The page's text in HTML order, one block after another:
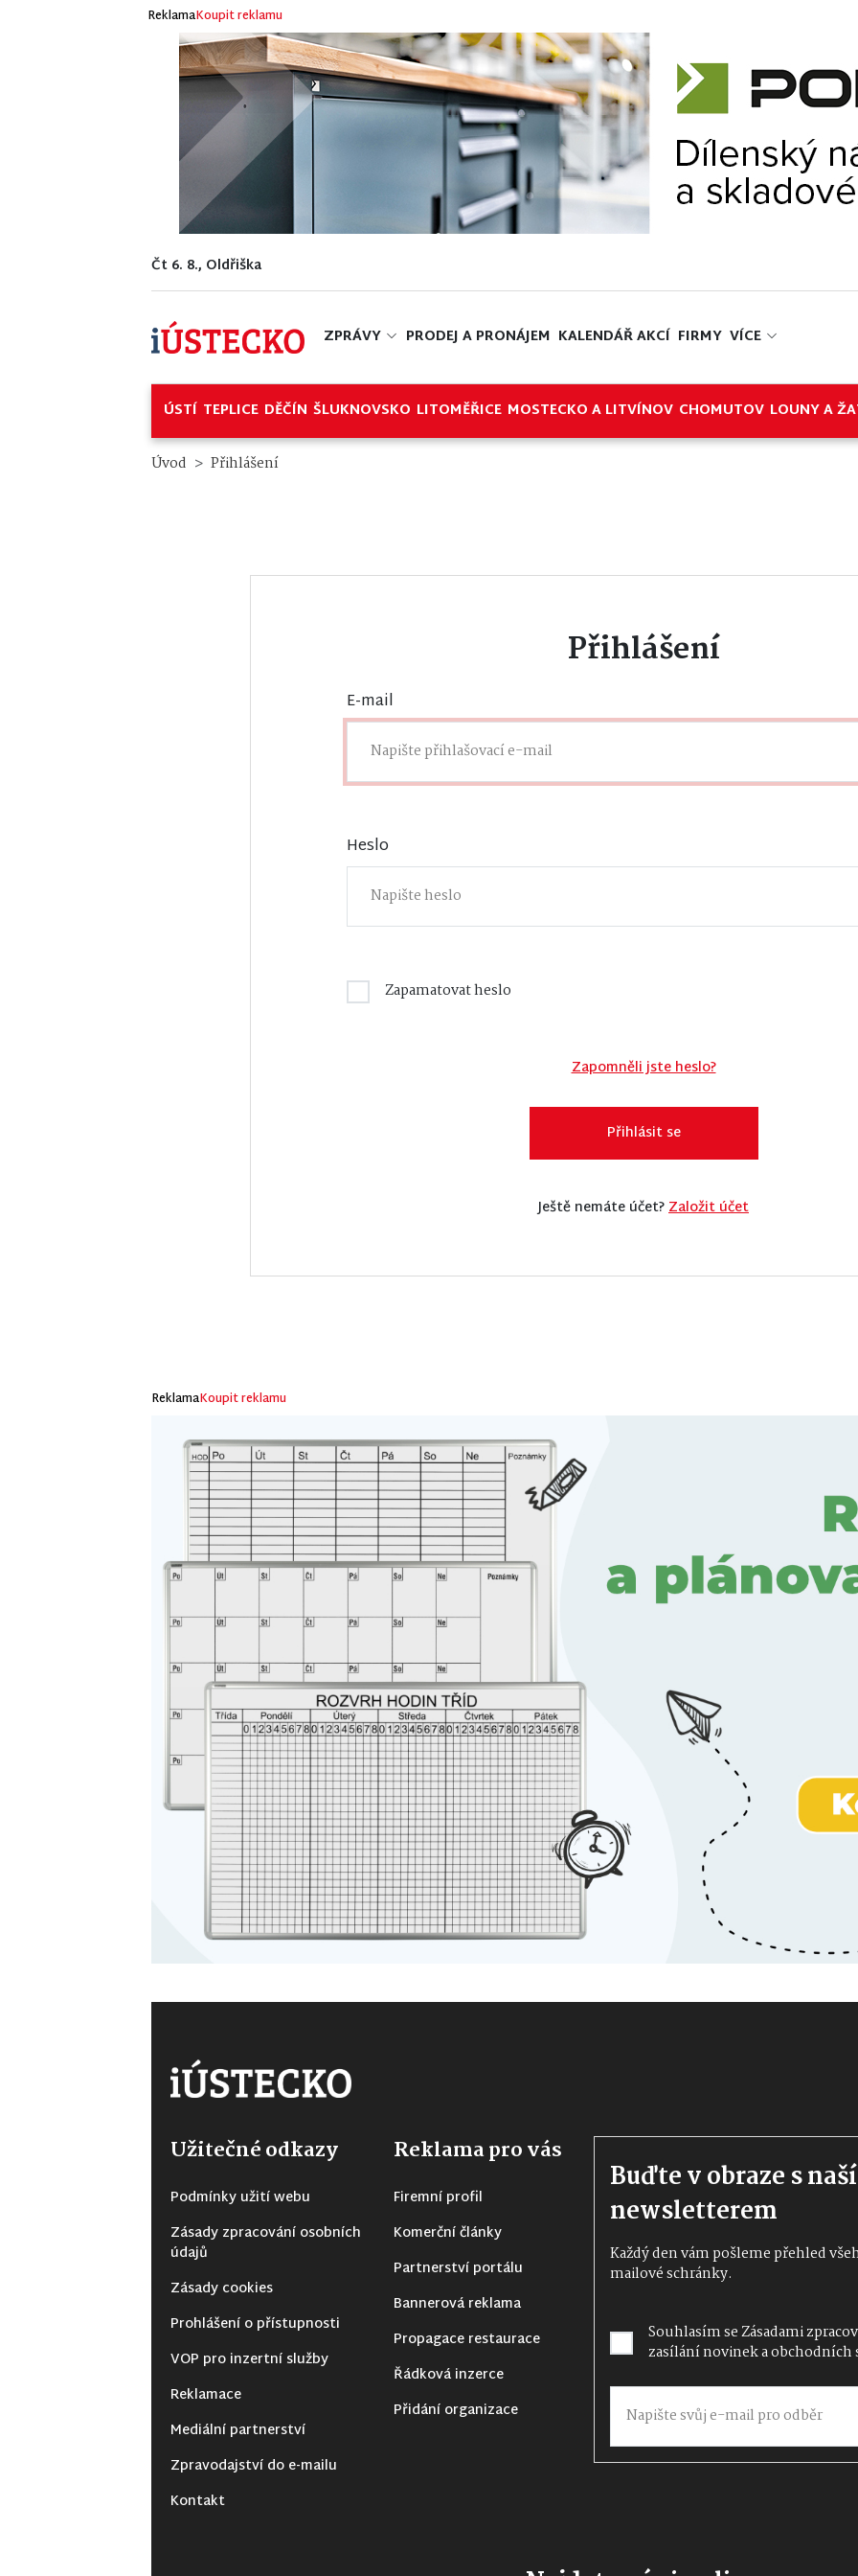
ReklamaKoupit reklamu
Čt 6. 8., Oldřiška
ZPRÁVY PRODEJ A PRONÁJEM KALENDÁŘ AKCÍ FIRMY VÍCE
ÚSTÍ TEPLICE DĚČÍN ŠLUKNOVSKO LITOMĚŘICE MOSTECKO A LITVÍNOV CHOMUTOV LOUNY A
Úvod Přihlášení
Přihlášení
E-mail
Heslo
Zapamatovat heslo
Zapomněli jste heslo?
Přihlásit se
Ještě nemáte účet?Založit účet
ReklamaKoupit reklamu
Užitečné odkazy
Podmínky užití webu
Zásady zpracování osobních
údajů
Zásady cookies
Prohlášení o přístupnosti
VOP pro inzertní služby
Reklamace
Mediální partnerství
Zpravodajství do e-mailu
Kontakt
Reklama pro vás
Firemní profil
Komerční články
Partnerství portálu
Bannerová reklama
Propagace restaurace
Řádková inzerce
Přidání organizace
Buďte v obraze s
newsletterem
Každý den vám pošleme přehled
mailové schránky.
Souhlasím seZásadami
zasílání novinek a obchodních
Souhlasím seZásadami zpracování osobních
údajůpro zasílání novinek a obchodních
sdělení
Přihlásit odběr